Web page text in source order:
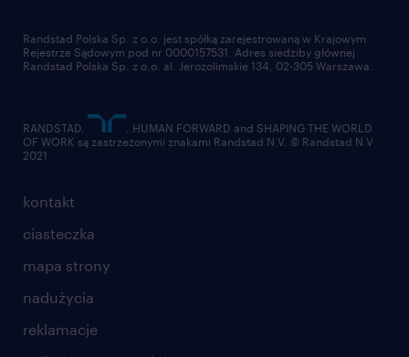
kontakt
ciasteczka
mapa strony
nadużycia
reklamacje
Randstad Polska Sp. z o.o. jest spółką zarejestrowaną w Krajowym
Rejestrze Sądowym pod nr 0000157531. Adres siedziby głównej
Randstad Polska Sp. z o.o. al. Jerozolimskie 134, 02-305 Warszawa.
RANDSTAD,
, HUMAN FORWARD and SHAPING THE WORLD
OF WORK są zastrzeżonymi znakami Randstad N.V. © Randstad N.V
2021